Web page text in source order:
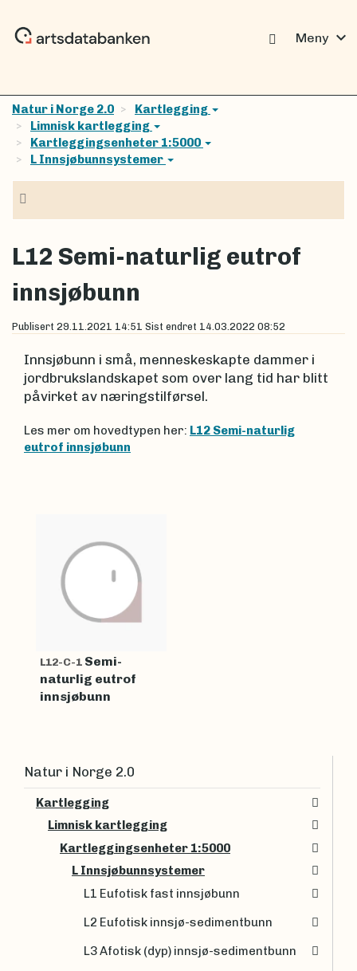
Meny expand_more
Natur i Norge 2.0
Kartlegging
Limnisk kartlegging
Kartleggingsenheter 1:5000
L Innsjøbunnsystemer
L12 Semi-naturlig eutrof
innsjøbunn
Publisert 29.11.2021 14:51 Sist endret 14.03.2022 08:52
Innsjøbunn i små, menneskeskapte dammer i
jordbrukslandskapet som over lang tid har blitt
påvirket av næringstilførsel.
Les mer om hovedtypen her: L12 Semi-naturlig
eutrof innsjøbunn
L12-C-1 Semi-
naturlig eutrof
innsjøbunn
Natur i Norge 2.0
Kartlegging
Limnisk kartlegging
Kartleggingsenheter 1:5000
L Innsjøbunnsystemer
L1 Eufotisk fast innsjøbunn
L2 Eufotisk innsjø-sedimentbunn
L3 Afotisk (dyp) innsjø-sedimentbunn